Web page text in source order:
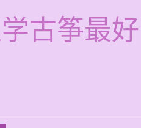
古筝最好